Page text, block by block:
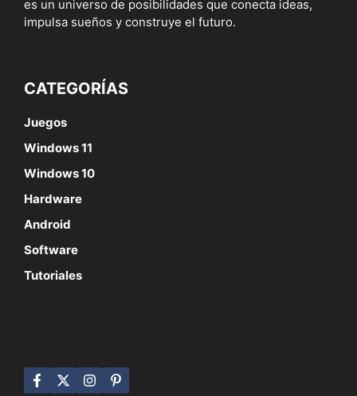
es un universo de posibilidades que conecta ideas,
impulsa sueños y construye el futuro.
CATEGORÍAS
Juegos
Windows 11
Windows 10
Hardware
Android
Software
Tutoriales